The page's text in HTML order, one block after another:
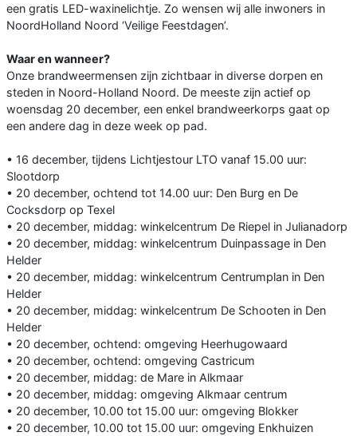
een gratis LED-waxinelichtje. Zo wensen wij alle inwoners in
NoordHolland Noord ‘Veilige Feestdagen’.
Waar en wanneer?
Onze brandweermensen zijn zichtbaar in diverse dorpen en
steden in Noord-Holland Noord. De meeste zijn actief op
woensdag 20 december, een enkel brandweerkorps gaat op
een andere dag in deze week op pad.
• 16 december, tijdens Lichtjestour LTO vanaf 15.00 uur:
Slootdorp
• 20 december, ochtend tot 14.00 uur: Den Burg en De
Cocksdorp op Texel
• 20 december, middag: winkelcentrum De Riepel in Julianadorp
• 20 december, middag: winkelcentrum Duinpassage in Den
Helder
• 20 december, middag: winkelcentrum Centrumplan in Den
Helder
• 20 december, middag: winkelcentrum De Schooten in Den
Helder
• 20 december, ochtend: omgeving Heerhugowaard
• 20 december, ochtend: omgeving Castricum
• 20 december, middag: de Mare in Alkmaar
• 20 december, middag: omgeving Alkmaar centrum
• 20 december, 10.00 tot 15.00 uur: omgeving Blokker
• 20 december, 10.00 tot 15.00 uur: omgeving Enkhuizen